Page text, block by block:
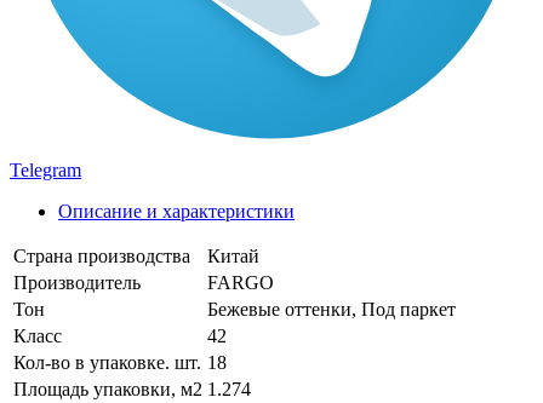
Telegram
Описание и характеристики
Страна производства
Китай
Производитель
FARGO
Тон
Бежевые оттенки, Под паркет
Класс
42
Кол-во в упаковке. шт. 18
Площадь упаковки, м2 1.274